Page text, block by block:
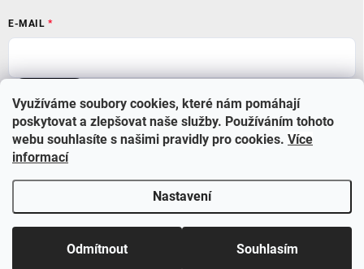
Využíváme soubory cookies, které nám pomáhají
poskytovat a zlepšovat naše služby. Používáním tohoto
webu souhlasíte s našimi pravidly pro cookies. Více
informací
Nastavení
Odmítnout Souhlasím
Využijte nyní slevu 10% se slevovým kódem BS210 a také
E-MAIL
Copyright 2026BABYSTAR. Všechna práva vyhrazena.Upravit nastavení